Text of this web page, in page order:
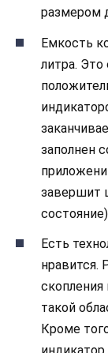
размером
Емкость
литра.
заполнен
завершит
Есть
нравится.
скопления
такой
Кроме